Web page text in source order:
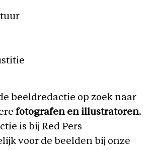
beeldredactie op zoek naar
fotografen en illustratoren.
is bij Red Pers
voor de beelden bij onze